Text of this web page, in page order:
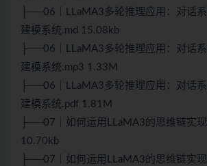
├──06｜LLaMA3多轮推理应用：对话
建模系统.md 15.08kb
├──06｜LLaMA3多轮推理应用：对话
建模系统.mp3 1.33M
├──06｜LLaMA3多轮推理应用：对话
建模系统.pdf 1.81M
├──07｜如何运用LLaMA3的思维链实
10.70kb
├──07｜如何运用LLaMA3的思维链实